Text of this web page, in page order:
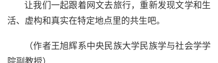
让我们一起跟着网文去旅行，重新发现文学和生
活、虚构和真实在特定地点里的共生吧。
（作者王旭辉系中央民族大学民族学与社会学学